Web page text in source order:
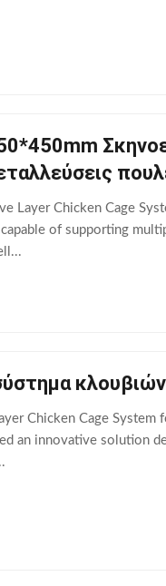
Layer Chicken Cage
of supporting
Chicken Cage
an innovative solution